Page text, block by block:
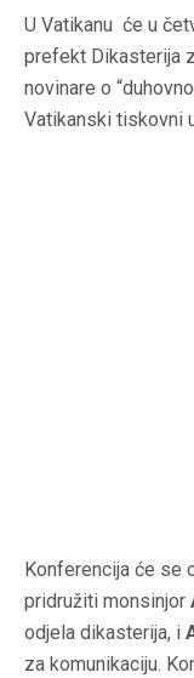
U Vatikanu će u
prefekt Dikasterija
novinare o
Vatikanski tiskovni
Konferencija će se
pridružiti monsinjor
odjela dikasterija, i
za komunikaciju.